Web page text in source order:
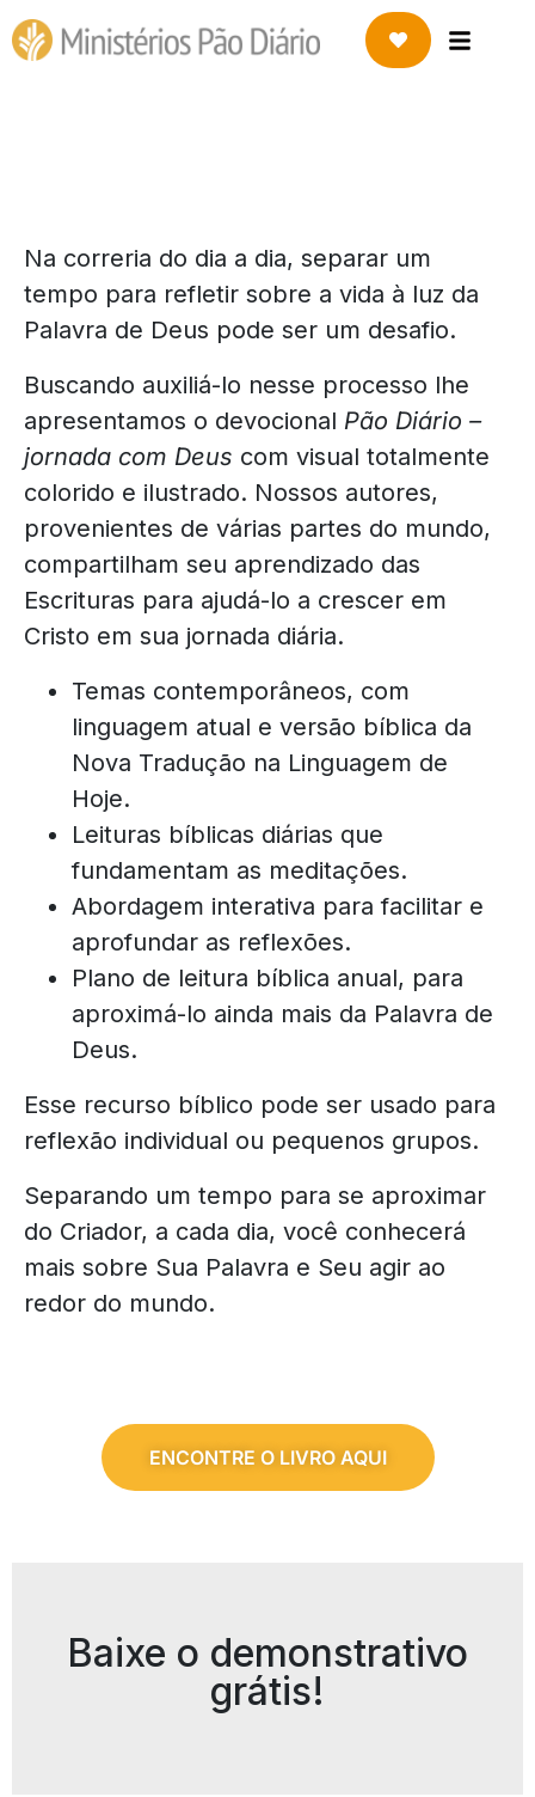
Na correria do dia a dia, separar um
tempo para refletir sobre a vida à luz da
Palavra de Deus pode ser um desafio.
Buscando auxiliá-lo nesse processo lhe
apresentamos o devocional Pão Diário –
jornada com Deus com visual totalmente
colorido e ilustrado. Nossos autores,
provenientes de várias partes do mundo,
compartilham seu aprendizado das
Escrituras para ajudá-lo a crescer em
Cristo em sua jornada diária.
Temas contemporâneos, com
linguagem atual e versão bíblica da
Nova Tradução na Linguagem de
Hoje.
Leituras bíblicas diárias que
fundamentam as meditações.
Abordagem interativa para facilitar e
aprofundar as reflexões.
Plano de leitura bíblica anual, para
aproximá-lo ainda mais da Palavra de
Deus.
Esse recurso bíblico pode ser usado para
reflexão individual ou pequenos grupos.
Separando um tempo para se aproximar
do Criador, a cada dia, você conhecerá
mais sobre Sua Palavra e Seu agir ao
redor do mundo.
ENCONTRE O LIVRO AQUI
Baixe o demonstrativo
grátis!